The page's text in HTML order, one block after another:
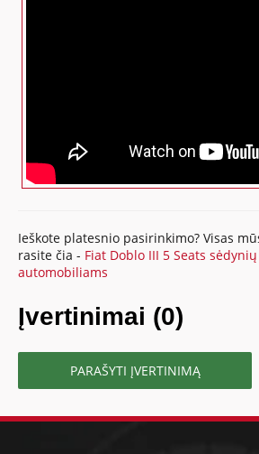
Ieškote platesnio pasirinkimo? Visas
rasite čia - Fiat Doblo III 5 Seats
automobiliams
Įvertinimai (0)
PARAŠYTI ĮVERTINIMĄ